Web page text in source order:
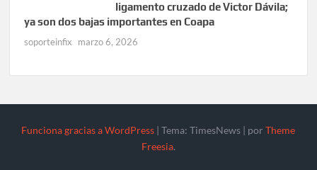
ligamento cruzado de Victor Dávila;
ya son dos bajas importantes en Coapa
soporteinfix marzo 6, 2026
Funciona gracias a WordPress |Tema: TimesNews | porTheme
Freesia.